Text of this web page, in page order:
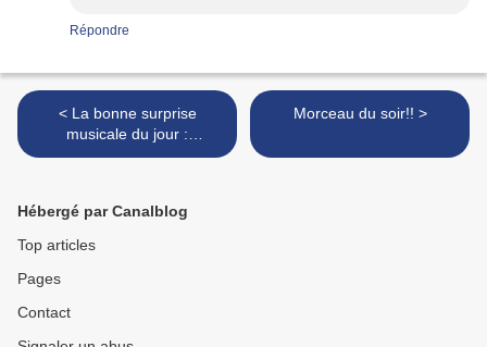
Répondre
< La bonne surprise
musicale du jour :
Eycromon!!
Morceau du soir!! >
Hébergé par Canalblog
Top articles
Pages
Contact